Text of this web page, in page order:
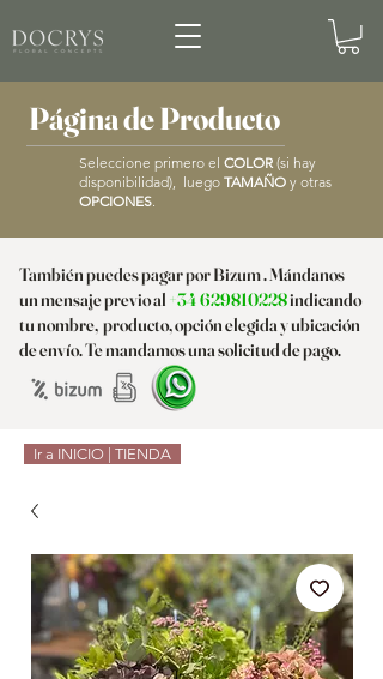
Página de Producto
Seleccione primero el COLOR (si hay
disponibilidad), luego TAMAÑO y otras
OPCIONES
También puedes pagar por Bizum . Mándanos
un mensaje previo al +34 629810228indicando
tu nombre, producto, opción elegida y ubicación
de envío. Te mandamos una solicitud de pago.
Ir a INICIO | TIENDA